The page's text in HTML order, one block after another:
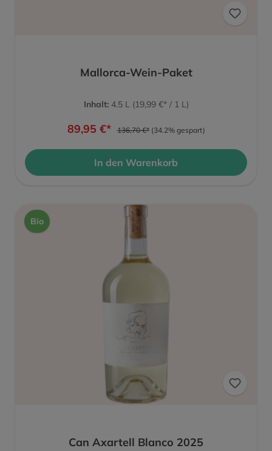
Mallorca-Wein-Paket
Inhalt: 4.5 L (19,99 €* / 1 L)
89,95 €* 136,70 €* (34.2% gespart)
In den Warenkorb
Bio
Can Axartell Blanco 2025